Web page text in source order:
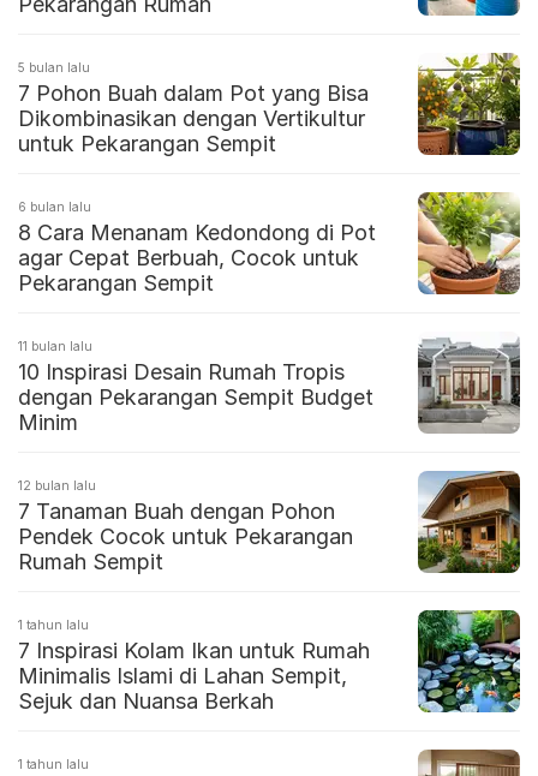
5 bulan lalu
7 Pohon Buah dalam Pot yang Bisa
Dikombinasikan dengan Vertikultur
untuk Pekarangan Sempit
6 bulan lalu
8 Cara Menanam Kedondong di Pot
agar Cepat Berbuah, Cocok untuk
Pekarangan Sempit
11 bulan lalu
10 Inspirasi Desain Rumah Tropis
dengan Pekarangan Sempit Budget
Minim
12 bulan lalu
7 Tanaman Buah dengan Pohon
Pendek Cocok untuk Pekarangan
Rumah Sempit
1 tahun lalu
7 Inspirasi Kolam Ikan untuk Rumah
Minimalis Islami di Lahan Sempit,
Sejuk dan Nuansa Berkah
1 tahun lalu